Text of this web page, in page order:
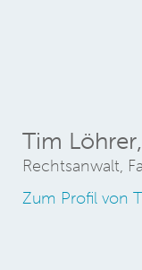
Tim
Rechtsanwalt,
Zum Profil von